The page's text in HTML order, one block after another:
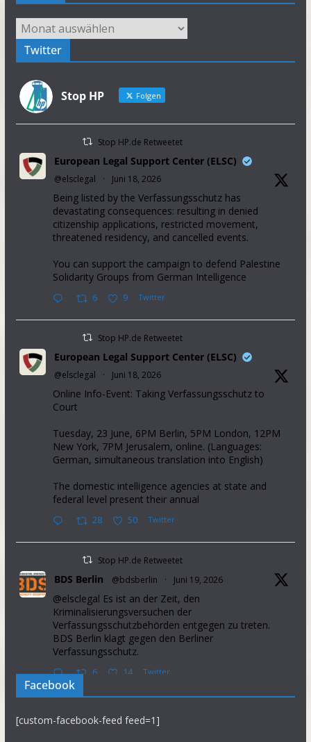
Archiv
Twitter
Stop HP Folgen
Stop HP.de Retweetet
European Legal Support Center (ELSC)
@elsclegal · Juni 18, 2026
Being listed by the Verfassungsschutz has
devastating consequences: resulting in denied
citizenship applications, restricted movement,
threatened residency, and cancelled events.
You can support the campaign to defend Palestine
Solidarity Groups from German Intelligence
6 9 Twitter
Stop HP.de Retweetet
European Legal Support Center (ELSC)
@elsclegal · Juni 18, 2026
Online Info-Event: Taking Verfassungsschutz to
Court
Tuesday, 23 June, 6PM Berlin, 5PM London, 12PM
New York, 7PM Jerusalem, online. (Languages:
German, simultaneous translation into English)
The domestic intelligence agencies at state and
federal level present their annual
28 50 Twitter
Stop HP.de Retweetet
BDS Berlin @bdsberlin · Juni 19, 2026
@elsclegal Es ist an der Zeit, den
Kriminalisierungsversuchen der
Verfassungsschutzbehörden entgegen zu treten.
BDS Berlin klagt gegen den Berliner
Verfassungsschutz.
6 14 Twitter
Facebook
[custom-facebook-feed feed=1]